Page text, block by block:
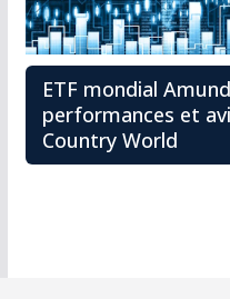
ETF mondial
performances et
Country World